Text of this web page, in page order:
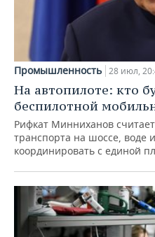
Промышленность 28 июл,
На автопилоте: кто
беспилотной
Рифкат Минниханов
транспорта на шоссе, воде
координировать с единой